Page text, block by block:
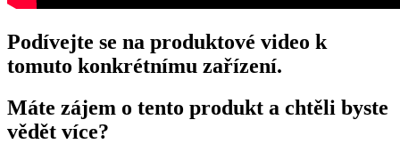
Podívejte se na produktové video k
tomuto konkrétnímu zařízení.
Máte zájem o tento produkt a chtěli byste
vědět více?